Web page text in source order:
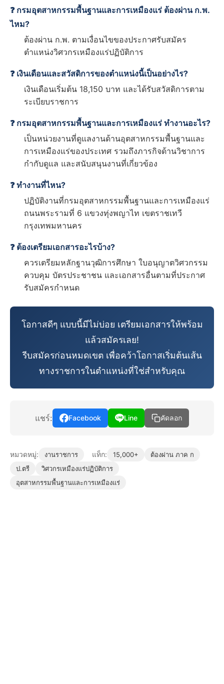
❓ กรมอุตสาหกรรมพื้นฐานและการเหมืองแร่ ต้องผ่าน ก.พ.
ไหม?
ต้องผ่าน ก.พ. ตามเงื่อนไขของประกาศรับสมัคร
ตำแหน่งวิศวกรเหมืองแร่ปฏิบัติการ
❓ เงินเดือนและสวัสดิการของตำแหน่งนี้เป็นอย่างไร?
เงินเดือนเริ่มต้น 18,150 บาท และได้รับสวัสดิการตาม
ระเบียบราชการ
❓ กรมอุตสาหกรรมพื้นฐานและการเหมืองแร่ ทำงานอะไร?
เป็นหน่วยงานที่ดูแลงานด้านอุตสาหกรรมพื้นฐานและ
การเหมืองแร่ของประเทศ รวมถึงภารกิจด้านวิชาการ
กำกับดูแล และสนับสนุนงานที่เกี่ยวข้อง
❓ ทำงานที่ไหน?
ปฏิบัติงานที่กรมอุตสาหกรรมพื้นฐานและการเหมืองแร่
ถนนพระรามที่ 6 แขวงทุ่งพญาไท เขตราชเทวี
กรุงเทพมหานคร
❓ ต้องเตรียมเอกสารอะไรบ้าง?
ควรเตรียมหลักฐานวุฒิการศึกษา ใบอนุญาตวิศวกรรม
ควบคุม บัตรประชาชน และเอกสารอื่นตามที่ประกาศ
รับสมัครกำหนด
โอกาสดีๆ แบบนี้มีไม่บ่อย เตรียมเอกสารให้พร้อม
แล้วสมัครเลย!
รีบสมัครก่อนหมดเขต เพื่อคว้าโอกาสเริ่มต้นเส้น
ทางราชการในตำแหน่งที่ใช่สำหรับคุณ
แชร์: Facebook Line คัดลอก
หมวดหมู่: งานราชการ แท็ก: 15,000+
ต้องผ่าน ภาค ก
ป.ตรี
วิศวกรเหมืองแร่ปฏิบัติการ
อุตสาหกรรมพื้นฐานและการเหมืองแร่